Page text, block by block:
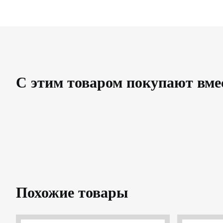
С этим товаром покупают
Похожие товары